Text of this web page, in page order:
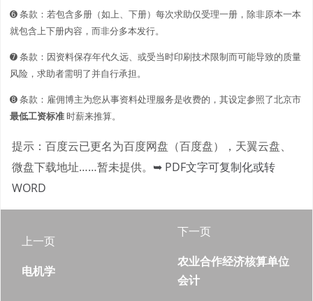
➏ 条款：若包含多册（如上、下册）每次求助仅受理一册，除非原本一本
就包含上下册内容，而非分多本发行。
➐ 条款：因资料保存年代久远、或受当时印刷技术限制而可能导致的质量
风险，求助者需明了并自行承担。
➑ 条款：雇佣博主为您从事资料处理服务是收费的，其设定参照了北京市
最低工资标准时薪来推算。
提示：百度云已更名为百度网盘（百度盘），天翼云盘、
微盘下载地址……暂未提供。 ➥ PDF文字可复制化或转
WORD
上一页
电机学
下一页
农业合作经济核算单位
会计